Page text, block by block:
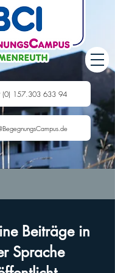
(0) 157.303 633 94
Beiträge in
Sprache